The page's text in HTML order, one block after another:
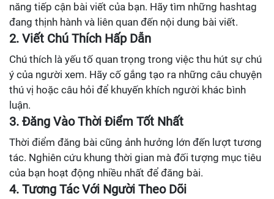
năng tiếp cận bài viết của bạn. Hãy tìm những hashtag
đang thịnh hành và liên quan đến nội dung bài viết.
2. Viết Chú Thích Hấp Dẫn
Chú thích là yếu tố quan trọng trong việc thu hút sự chú
ý của người xem. Hãy cố gắng tạo ra những câu chuyện
thú vị hoặc câu hỏi để khuyến khích người khác bình
luận.
3. Đăng Vào Thời Điểm Tốt Nhất
Thời điểm đăng bài cũng ảnh hưởng lớn đến lượt tương
tác. Nghiên cứu khung thời gian mà đối tượng mục tiêu
của bạn hoạt động nhiều nhất để đăng bài.
4. Tương Tác Với Người Theo Dõi